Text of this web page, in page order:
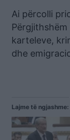
Ai përcolli
karteleve,
dhe
Lajme të ngjashme: